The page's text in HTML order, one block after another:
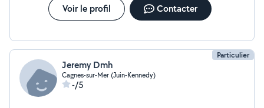
Voir le profil Contacter
Particulier
Jeremy Dmh
Cagnes-sur-Mer (Juin-Kennedy)
-/5